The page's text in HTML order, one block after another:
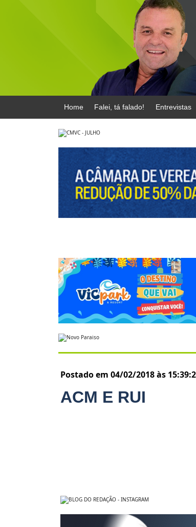
Home Falei, tá falado! Entrevistas
Postado em 04/02/2018 às
ACM E RUI